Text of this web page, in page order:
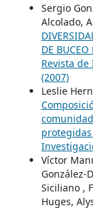
Sergio
Alcolado,
DE BUCEO
Revista
(2007)
Leslie
Víctor
González-
Siciliano ,
Huges,